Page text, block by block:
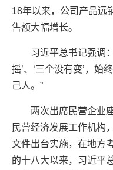
18年以来，公司产品远
售额大幅增长。
习近平总书记强调：
摇’、‘三个没有变’，始
己人。”
两次出席民营企业座
民营经济发展工作机构
文件出台实施，在地
的十八大以来，习近平